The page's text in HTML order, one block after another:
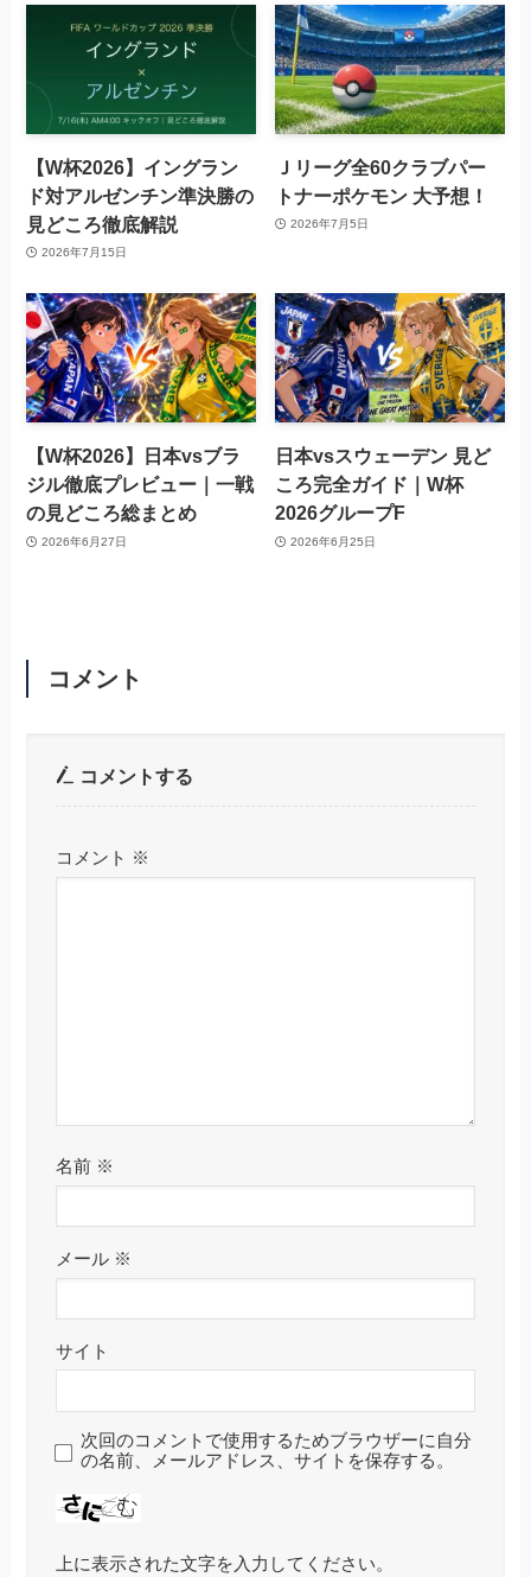
【W杯2026】イングラン
ド対アルゼンチン準決勝の
見どころ徹底解説
2026年7月15日
Ｊリーグ全60クラブパー
トナーポケモン 大予想！
2026年7月5日
【W杯2026】日本vsブラ
ジル徹底プレビュー｜一戦
の見どころ総まとめ
2026年6月27日
日本vsスウェーデン 見ど
ころ完全ガイド｜W杯
2026グループF
2026年6月25日
コメント
コメントする
コメント ※
名前 ※
メール ※
サイト
次回のコメントで使用するためブラウザーに自分
の名前、メールアドレス、サイトを保存する。
上に表示された文字を入力してください。